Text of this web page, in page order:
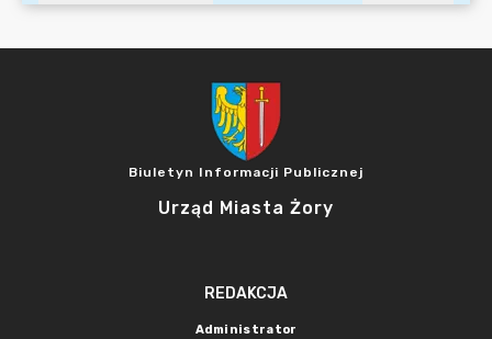
Biuletyn Informacji Publicznej
Urząd Miasta Żory
REDAKCJA
Administrator